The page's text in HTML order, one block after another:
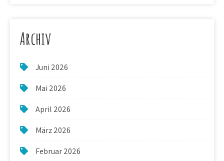
Archiv
Juni 2026
Mai 2026
April 2026
März 2026
Februar 2026